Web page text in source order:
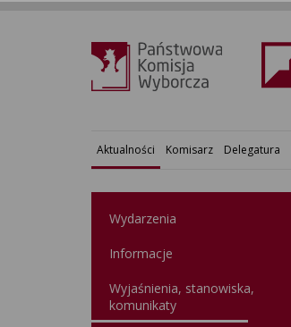
Aktualności Komisarz Delegatura
Wydarzenia
Informacje
Wyjaśnienia, stanowiska,
komunikaty